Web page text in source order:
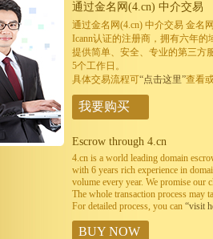
通过金名网(4.cn) 中介交易
通过金名网(4.cn) 中介交易 金名
Icann认证的注册商，拥有六年的
提供简单、安全、专业的第三方
5个工作日。
具体交易流程可“点击这里”查看
我要购买
Escrow through 4.cn
4.cn is a world leading domain
with 6 years rich experience in
volume every year. We promise our
The whole transaction process may
For detailed process, you can “visit
BUY NOW